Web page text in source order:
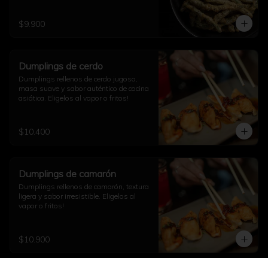
$9.900
Dumplings de cerdo
Dumplings rellenos de cerdo jugoso,
masa suave y sabor auténtico de cocina
asiática. Eligelos al vapor o fritos!
$10.400
Dumplings de camarón
Dumplings rellenos de camarón, textura
ligera y sabor irresistible. Eligelos al
vapor o fritos!
$10.900